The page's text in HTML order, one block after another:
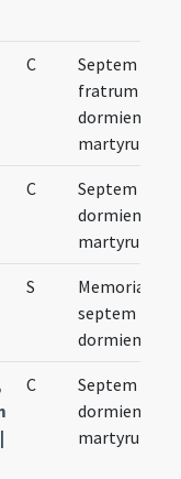
C
Septem
fratrum
dormientium
martyrum
C
Septem
dormientium
martyrum
S
Memoria de
septem
dormientibus
C
Septem
dormientium
martyrum